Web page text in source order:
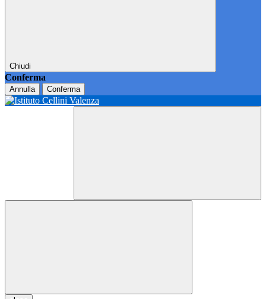
Chiudi
Conferma
Annulla Conferma